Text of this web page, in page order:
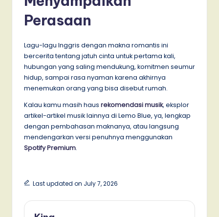
Perasaan
Lagu-lagu Inggris dengan makna romantis ini
bercerita tentang jatuh cinta untuk pertama kali,
hubungan yang saling mendukung, komitmen seumur
hidup, sampai rasa nyaman karena akhirnya
menemukan orang yang bisa disebut rumah.
Kalau kamu masih haus rekomendasi musik, eksplor
artikel-artikel musik lainnya di Lemo Blue, ya, lengkap
dengan pembahasan maknanya, atau langsung
mendengarkan versi penuhnya menggunakan
Spotify Premium.
Last updated on July 7, 2026